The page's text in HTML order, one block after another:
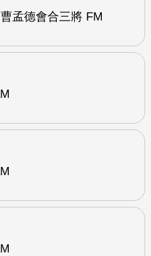
曹孟德會合三將 FM